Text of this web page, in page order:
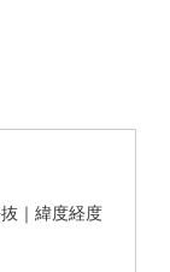
｜緯度経度